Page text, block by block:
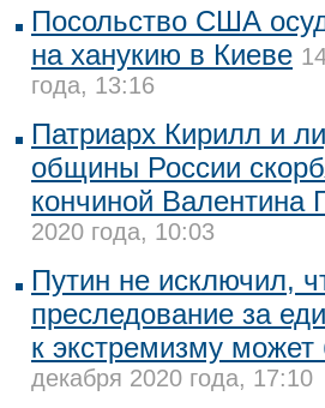
Посольство США
на ханукию в Киеве
года, 13:16
Патриарх Кирилл и
общины России
кончиной Валентина
2020 года, 10:03
Путин не исключил,
преследование за
к экстремизму
декабря 2020 года, 17:10